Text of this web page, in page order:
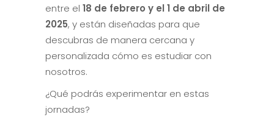
entre el 18 de febrero y el 1 de abril de
2025, y están diseñadas para que
descubras de manera cercana y
personalizada cómo es estudiar con
nosotros.
¿Qué podrás experimentar en estas
jornadas?